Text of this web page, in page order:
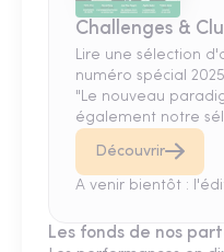
Challenges &
Lire une sélection
numéro spécial
"Le nouveau
également notre
Découvrir
A venir bientôt :
Les fonds de nos